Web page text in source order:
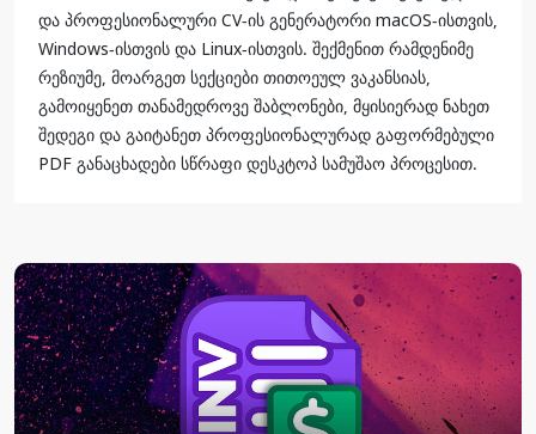
და პროფესიონალური CV-ის გენერატორი macOS-ისთვის,
Windows-ისთვის და Linux-ისთვის. შექმენით რამდენიმე
რეზიუმე, მოარგეთ სექციები თითოეულ ვაკანსიას,
გამოიყენეთ თანამედროვე შაბლონები, მყისიერად ნახეთ
შედეგი და გაიტანეთ პროფესიონალურად გაფორმებული
PDF განაცხადები სწრაფი დესკტოპ სამუშაო პროცესით.